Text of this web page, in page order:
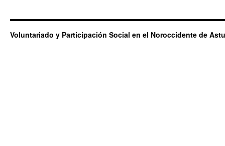
Voluntariado y Participación Social en el Noroccidente de